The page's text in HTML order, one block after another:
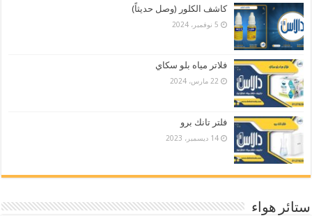
كاشف الكلور (وصل حديثاً)
5 نوفمبر، 2024
فلاتر مياه بلو سكاي
22 مارس، 2024
فلتر تانك برو
14 ديسمبر، 2023
ستائر هواء